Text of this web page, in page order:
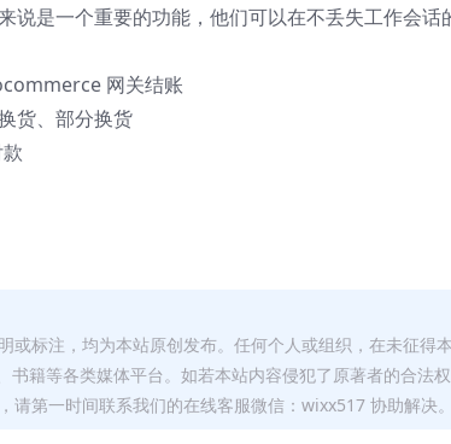
说是一个重要的功能，他们可以在不丢失工作会
网关结账
货、部分换货
或标注，均为本站原创发布。任何个人或组织，在未征得
籍等各类媒体平台。如若本站内容侵犯了原著者的合法
请第一时间联系我们的在线客服微信：wixx517 协助解决。